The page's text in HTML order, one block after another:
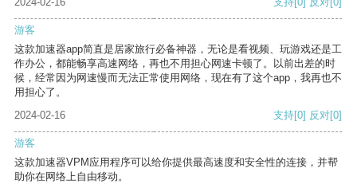
游客
这款加速器app简直是居家旅行必备神器，无论是看视频、玩游戏还是工
作办公，都能畅享高速网络，再也不用担心网速卡顿了。以前出差的时
候，经常因为网速慢而无法正常使用网络，现在有了这个app，我再也不
用担心了。
2024-02-16
支持[0] 反对[0]
游客
这款加速器VPM应用程序可以给你提供最高速度和安全性的连接，并帮
助你在网络上自由移动。